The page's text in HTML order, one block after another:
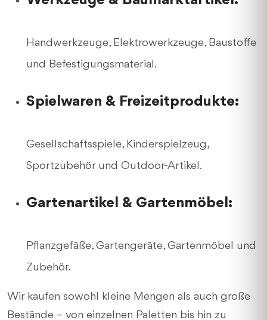
Handwerkzeuge, Elektrowerkzeuge, Baustoffe
und Befestigungsmaterial.
Spielwaren & Freizeitprodukte:
Gesellschaftsspiele, Kinderspielzeug,
Sportzubehör und Outdoor-Artikel.
Gartenartikel & Gartenmöbel:
Pflanzgefäße, Gartengeräte, Gartenmöbel und
Zubehör.
Wir kaufen sowohl kleine Mengen als auch große
Bestände – von einzelnen Paletten bis hin zu